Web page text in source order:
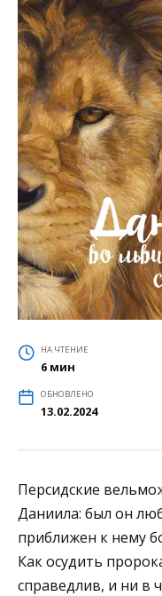
НА ЧТЕНИЕ
6 мин
ОБНОВЛЕНО
13.02.2024
Персидские
Даниила: был он
приближен к нему
Как осудить
справедлив, и ни в